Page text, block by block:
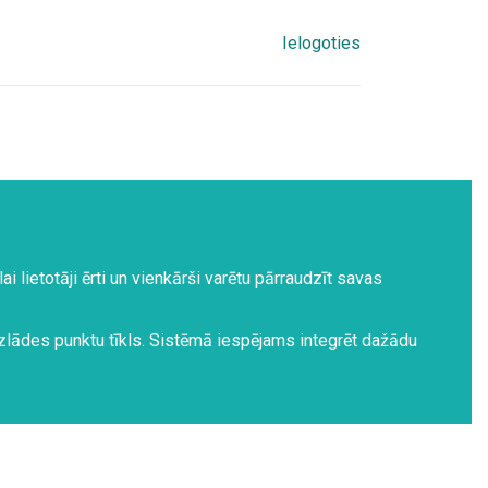
Ielogoties
lietotāji ērti un vienkārši varētu pārraudzīt savas
punktu tīkls. Sistēmā iespējams integrēt dažādu